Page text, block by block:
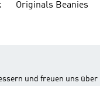
Oberteile
Originals Beanies
und freuen uns über